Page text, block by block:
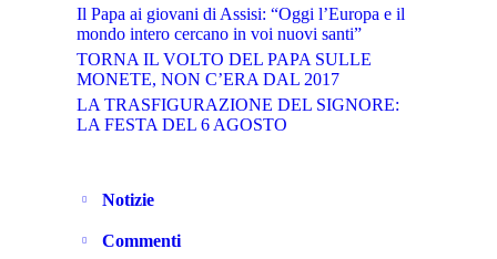
Il Papa ai giovani di Assisi: “Oggi l’Europa e il
mondo intero cercano in voi nuovi santi”
TORNA IL VOLTO DEL PAPA SULLE
MONETE, NON C’ERA DAL 2017
LA TRASFIGURAZIONE DEL SIGNORE:
LA FESTA DEL 6 AGOSTO
Notizie
Commenti